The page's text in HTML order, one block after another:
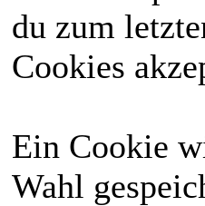
du zum
Cookies
Ein Cookie
Wahl